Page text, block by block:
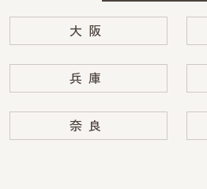
大阪
兵庫
奈良